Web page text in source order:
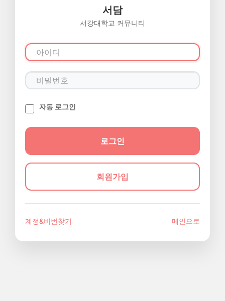
서담
서강대학교 커뮤니티
자동 로그인
회원가입
계정&비번찾기 메인으로